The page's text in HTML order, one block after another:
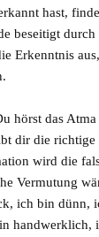
hast,
beseitigt
Erkenntnis
hörst das
dir die
wird die
Vermutung
ich bin dünn,
handwerklich,